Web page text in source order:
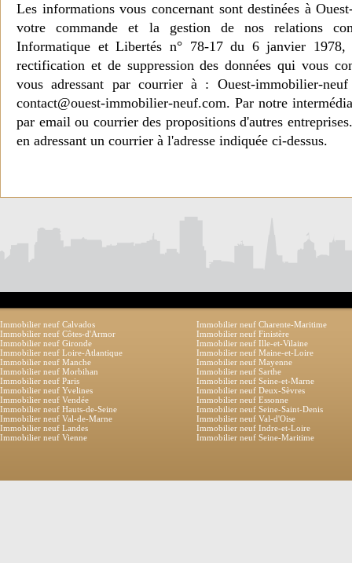
Les informations vous concernant sont destinées à
votre commande et la gestion de nos relations
Informatique et Libertés n° 78-17 du 6 janvier 1978,
rectification et de suppression des données qui vous
vous adressant par courrier à : Ouest-immobilier-
contact@ouest-immobilier-neuf.com. Par notre
par email ou courrier des propositions d'autres
en adressant un courrier à l'adresse indiquée ci-dessus.
Immobilier neuf Calvados
Immobilier neuf Charente-Maritime
Immobilier neuf Côtes-d'Armor
Immobilier neuf Finistère
Immobilier neuf Gironde
Immobilier neuf Ille-et-Vilaine
Immobilier neuf Loire-Atlantique
Immobilier neuf Maine-et-Loire
Immobilier neuf Manche
Immobilier neuf Mayenne
Immobilier neuf Morbihan
Immobilier neuf Sarthe
Immobilier neuf Paris
Immobilier neuf Seine-et-Marne
Immobilier neuf Yvelines
Immobilier neuf Deux-Sèvres
Immobilier neuf Vendée
Immobilier neuf Essonne
Immobilier neuf Hauts-de-Seine
Immobilier neuf Seine-Saint-Denis
Immobilier neuf Val-de-Marne
Immobilier neuf Val-d'Oise
Immobilier neuf Landes
Immobilier neuf Indre-et-Loire
Immobilier neuf Vienne
Immobilier neuf Seine-Maritime